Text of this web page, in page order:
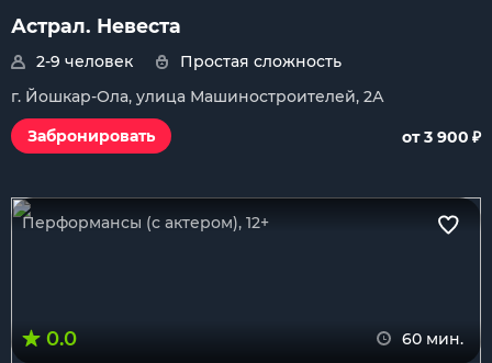
Астрал. Невеста
2-9 человек
Простая сложность
г. Йошкар-Ола, улица Машиностроителей, 2А
Забронировать
от 3 900 ₽
Перформансы (с актером), 12+
0.0 60 мин.